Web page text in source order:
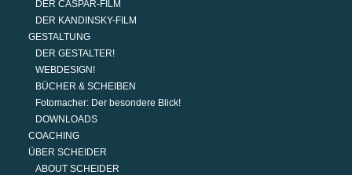
DER CASPAR-FILM
DER KANDINSKY-FILM
GESTALTUNG
DER GESTALTER!
WEBDESIGN!
BÜCHER & SCHEIBEN
Fotomacher: Der besondere Blick!
DOWNLOADS
COACHING
ÜBER SCHEIDER
ABOUT SCHEIDER